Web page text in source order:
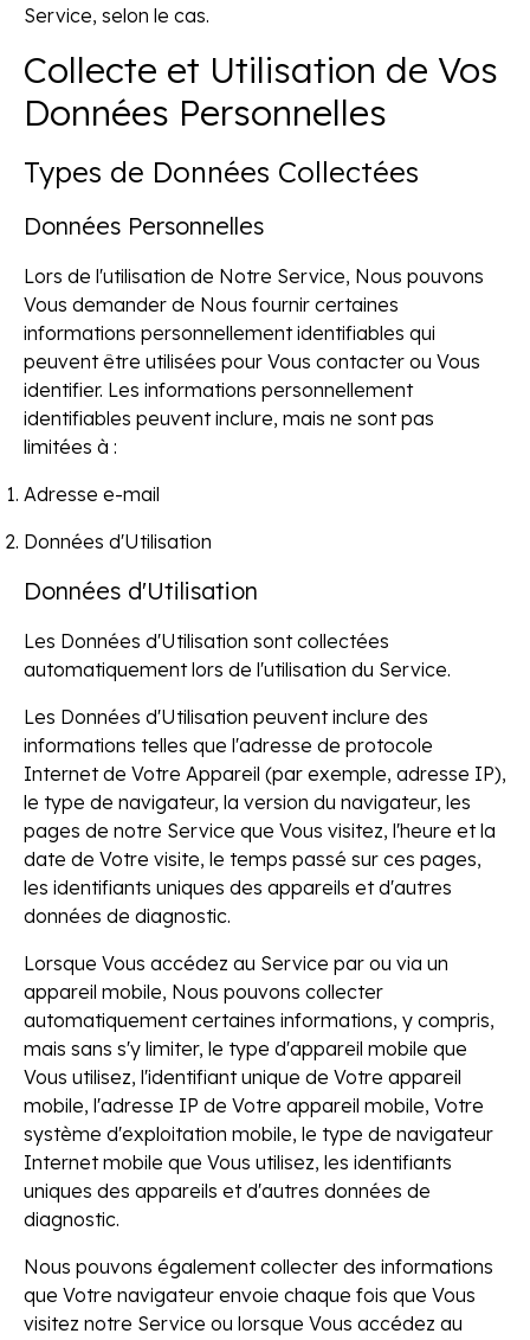
Service, selon le cas.
Collecte et Utilisation de Vos
Données Personnelles
Types de Données Collectées
Données Personnelles
Lors de l'utilisation de Notre Service, Nous pouvons
Vous demander de Nous fournir certaines
informations personnellement identifiables qui
peuvent être utilisées pour Vous contacter ou Vous
identifier. Les informations personnellement
identifiables peuvent inclure, mais ne sont pas
limitées à :
Adresse e-mail
Données d'Utilisation
Données d'Utilisation
Les Données d'Utilisation sont collectées
automatiquement lors de l'utilisation du Service.
Les Données d'Utilisation peuvent inclure des
informations telles que l'adresse de protocole
Internet de Votre Appareil (par exemple, adresse IP),
le type de navigateur, la version du navigateur, les
pages de notre Service que Vous visitez, l'heure et la
date de Votre visite, le temps passé sur ces pages,
les identifiants uniques des appareils et d'autres
données de diagnostic.
Lorsque Vous accédez au Service par ou via un
appareil mobile, Nous pouvons collecter
automatiquement certaines informations, y compris,
mais sans s'y limiter, le type d'appareil mobile que
Vous utilisez, l'identifiant unique de Votre appareil
mobile, l'adresse IP de Votre appareil mobile, Votre
système d'exploitation mobile, le type de navigateur
Internet mobile que Vous utilisez, les identifiants
uniques des appareils et d'autres données de
diagnostic.
Nous pouvons également collecter des informations
que Votre navigateur envoie chaque fois que Vous
visitez notre Service ou lorsque Vous accédez au